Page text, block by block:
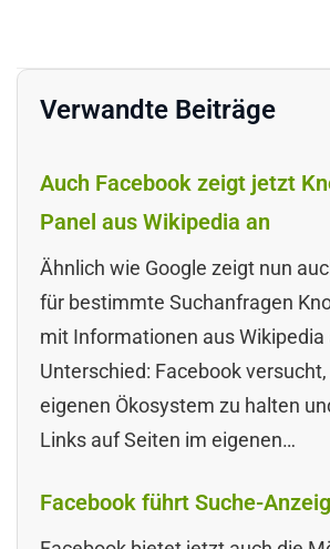
Verwandte Beiträge
Auch Facebook zeigt jetzt
Panel aus Wikipedia an
Ähnlich wie Google zeigt nun
für bestimmte Suchanfragen
mit Informationen aus Wikipedia
Unterschied: Facebook
eigenen Ökosystem zu halten
Links auf Seiten im eigenen…
Facebook führt Suche-